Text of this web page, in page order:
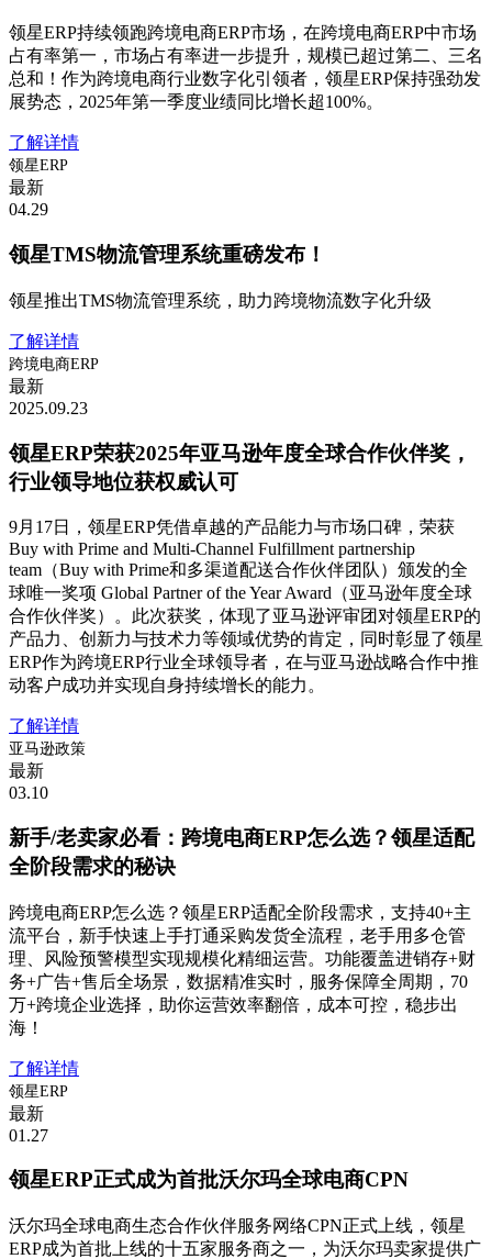
领星ERP持续领跑跨境电商ERP市场，在跨境电商ERP中市场
占有率第一，市场占有率进一步提升，规模已超过第二、三名
总和！作为跨境电商行业数字化引领者，领星ERP保持强劲发
展势态，2025年第一季度业绩同比增长超100%。
了解详情
领星ERP
最新
04.29
领星TMS物流管理系统重磅发布！
领星推出TMS物流管理系统，助力跨境物流数字化升级
了解详情
跨境电商ERP
最新
2025.09.23
领星ERP荣获2025年亚马逊年度全球合作伙伴奖，
行业领导地位获权威认可
9月17日，领星ERP凭借卓越的产品能力与市场口碑，荣获
Buy with Prime and Multi-Channel Fulfillment partnership
team（Buy with Prime和多渠道配送合作伙伴团队）颁发的全
球唯一奖项 Global Partner of the Year Award（亚马逊年度全球
合作伙伴奖）。此次获奖，体现了亚马逊评审团对领星ERP的
产品力、创新力与技术力等领域优势的肯定，同时彰显了领星
ERP作为跨境ERP行业全球领导者，在与亚马逊战略合作中推
动客户成功并实现自身持续增长的能力。
了解详情
亚马逊政策
最新
03.10
新手/老卖家必看：跨境电商ERP怎么选？领星适配
全阶段需求的秘诀
跨境电商ERP怎么选？领星ERP适配全阶段需求，支持40+主
流平台，新手快速上手打通采购发货全流程，老手用多仓管
理、风险预警模型实现规模化精细运营。功能覆盖进销存+财
务+广告+售后全场景，数据精准实时，服务保障全周期，70
万+跨境企业选择，助你运营效率翻倍，成本可控，稳步出
海！
了解详情
领星ERP
最新
01.27
领星ERP正式成为首批沃尔玛全球电商CPN
沃尔玛全球电商生态合作伙伴服务网络CPN正式上线，领星
ERP成为首批上线的十五家服务商之一，为沃尔玛卖家提供广